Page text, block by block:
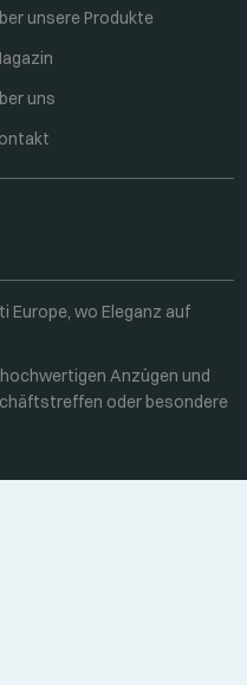
unsere Produkte
uns
Europe, wo Eleganz auf
Anzügen und
oder besondere